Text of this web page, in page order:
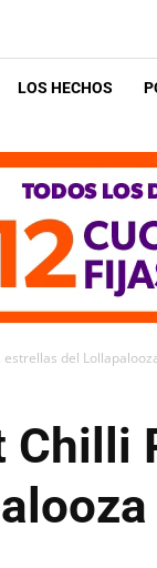
LOS HECHOS
estrellas del
Chilli